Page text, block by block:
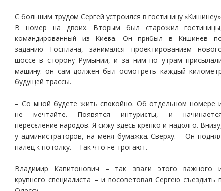
С большим трудом Сергей устроился в гостиницу
В номер на двоих. Вторым был старожил
командированный из Киева. Он прибыл в Кишинев
заданию Госплана, занимался проектированием
шоссе в сторону Румынии, и за ним по утрам
машину: он сам должен был осмотреть каждый
будущей трассы.
– Со мной будете жить спокойно. Об отдельном номере
не мечтайте. Появятся интуристы, и
переселение народов. Я сижу здесь крепко и надолго.
у администраторов, на меня бумажка. Сверху. – Он
палец к потолку. – Так что не трогают.
Владимир Капитонович – так звали этого важного
крупного специалиста – и посоветовал Сергею съездить